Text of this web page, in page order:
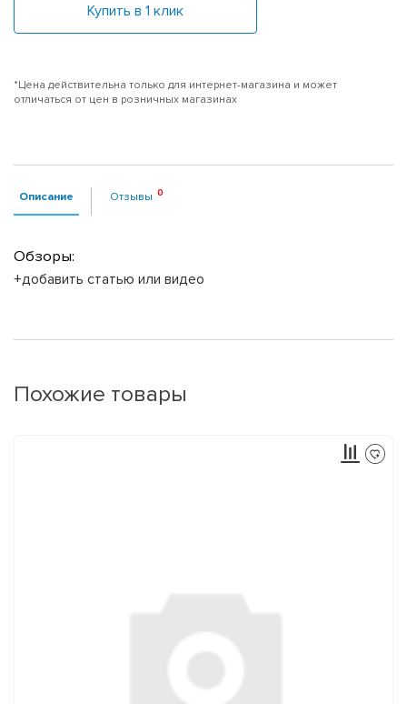
Купить в 1 клик
*Цена действительна только для интернет-магазина и может
отличаться от цен в розничных магазинах
Описание Отзывы
Обзоры:
+добавить статью или видео
Похожие товары